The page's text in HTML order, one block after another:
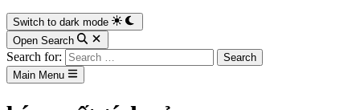
Switch to dark mode
Open Search
Search for:
Main Menu